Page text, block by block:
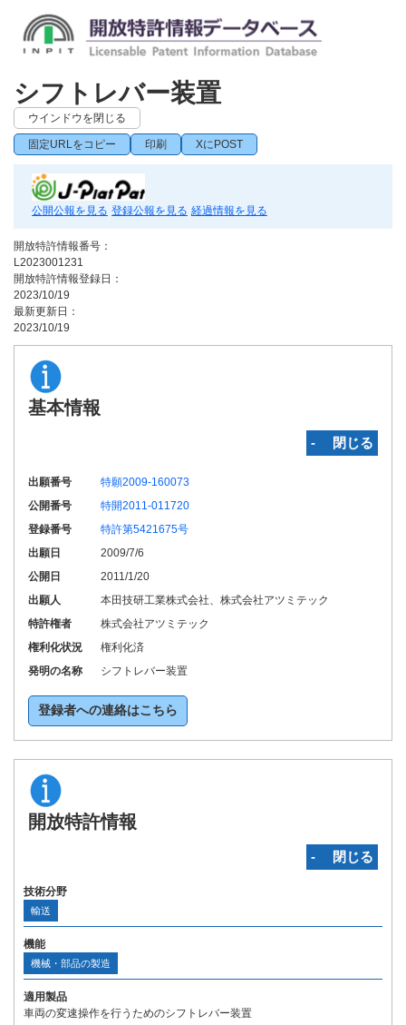
シフトレバー装置
ウインドウを閉じる
固定URLをコピー 印刷 XにPOST
公開公報を見る 登録公報を見る 経過情報を見る
開放特許情報番号：
L2023001231
開放特許情報登録日：
2023/10/19
最新更新日：
2023/10/19
基本情報
‐ 閉じる
出願番号
特願2009-160073
公開番号
特開2011-011720
登録番号
特許第5421675号
出願日
2009/7/6
公開日
2011/1/20
出願人
本田技研工業株式会社、株式会社アツミテック
特許権者
株式会社アツミテック
権利化状況
権利化済
発明の名称
シフトレバー装置
登録者への連絡はこちら
開放特許情報
‐ 閉じる
技術分野
輸送
機能
機械・部品の製造
適用製品
車両の変速操作を行うためのシフトレバー装置